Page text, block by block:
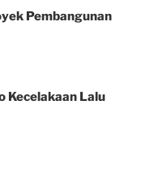
Pembangunan
Kecelakaan Lalu